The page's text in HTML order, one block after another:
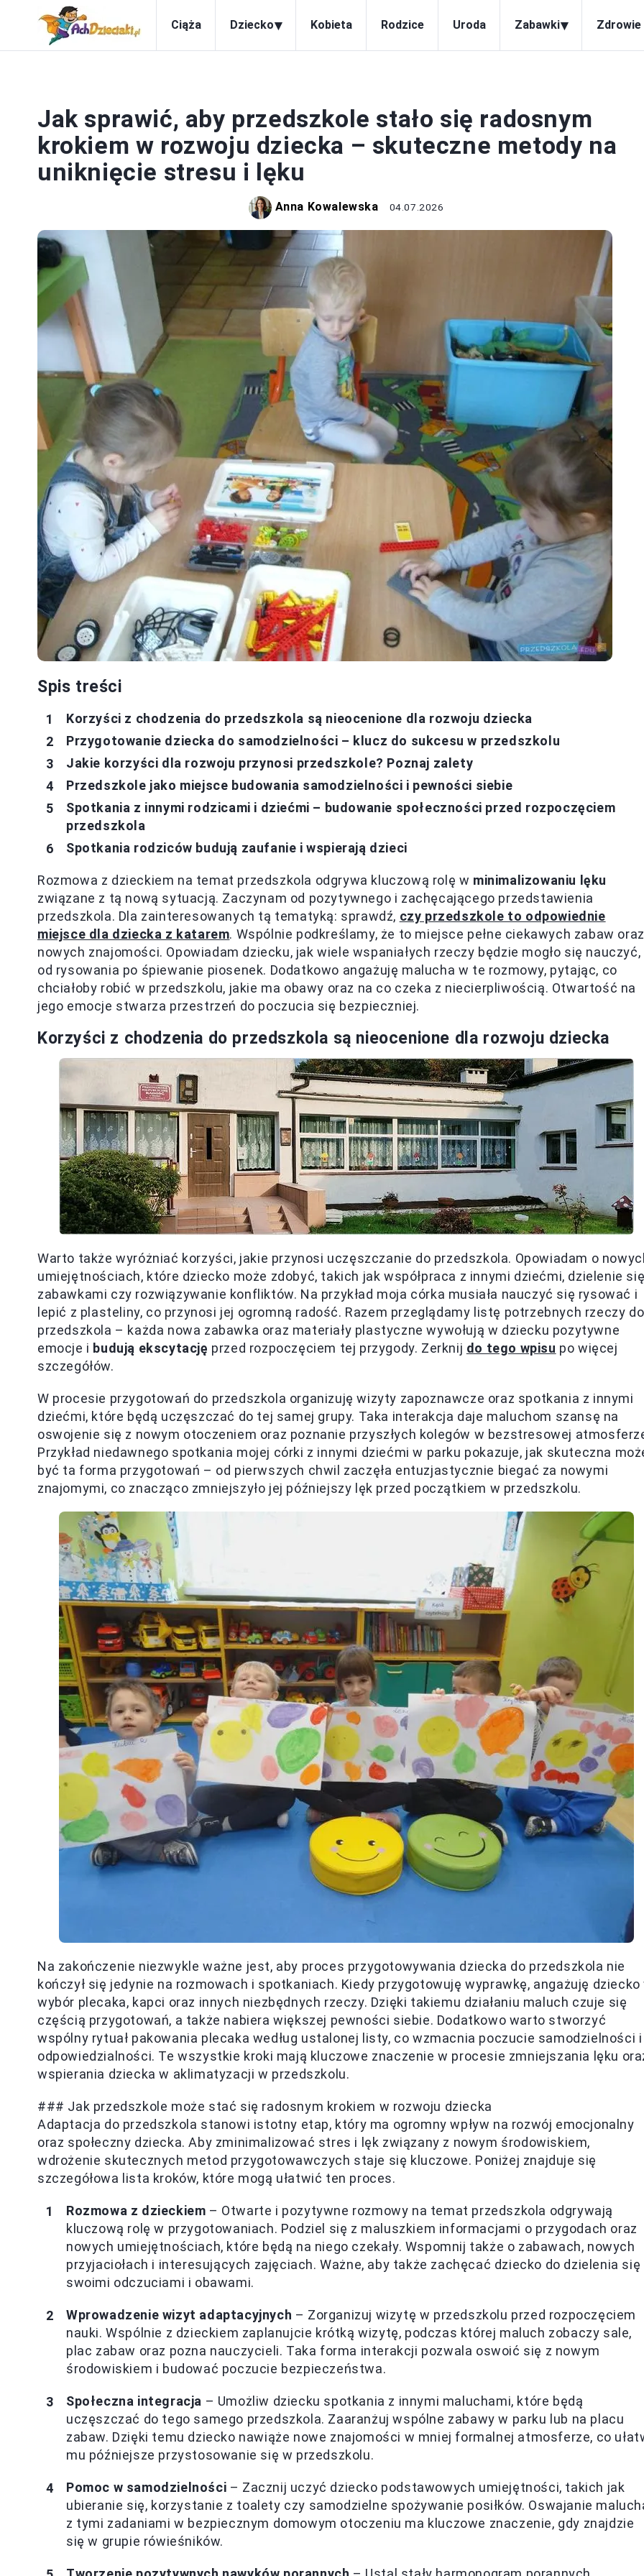
Ciąża Dziecko▾ Kobieta Rodzice Uroda Zabawki▾ Zdrowie
Jak sprawić, aby przedszkole stało się radosnym
krokiem w rozwoju dziecka – skuteczne metody na
uniknięcie stresu i lęku
Anna Kowalewska 04.07.2026
Spis treści
Korzyści z chodzenia do przedszkola są nieocenione dla rozwoju dziecka
Przygotowanie dziecka do samodzielności – klucz do sukcesu w przedszkolu
Jakie korzyści dla rozwoju przynosi przedszkole? Poznaj zalety
Przedszkole jako miejsce budowania samodzielności i pewności siebie
Spotkania z innymi rodzicami i dziećmi – budowanie społeczności przed rozpoczęciem
przedszkola
Spotkania rodziców budują zaufanie i wspierają dzieci
Rozmowa z dzieckiem na temat przedszkola odgrywa kluczową rolę w minimalizowaniu lęku
związane z tą nową sytuacją. Zaczynam od pozytywnego i zachęcającego przedstawienia
przedszkola. Dla zainteresowanych tą tematyką: sprawdź, czy przedszkole to odpowiednie
miejsce dla dziecka z katarem. Wspólnie podkreślamy, że to miejsce pełne ciekawych zabaw oraz
nowych znajomości. Opowiadam dziecku, jak wiele wspaniałych rzeczy będzie mogło się nauczyć,
od rysowania po śpiewanie piosenek. Dodatkowo angażuję malucha w te rozmowy, pytając, co
chciałoby robić w przedszkolu, jakie ma obawy oraz na co czeka z niecierpliwością. Otwartość na
jego emocje stwarza przestrzeń do poczucia się bezpieczniej.
Korzyści z chodzenia do przedszkola są nieocenione dla rozwoju dziecka
Warto także wyróżniać korzyści, jakie przynosi uczęszczanie do przedszkola. Opowiadam o
umiejętnościach, które dziecko może zdobyć, takich jak współpraca z innymi dziećmi, dzielenie
zabawkami czy rozwiązywanie konfliktów. Na przykład moja córka musiała nauczyć się rysować i
lepić z plasteliny, co przynosi jej ogromną radość. Razem przeglądamy listę potrzebnych rzeczy do
przedszkola – każda nowa zabawka oraz materiały plastyczne wywołują w dziecku pozytywne
emocje i budują ekscytację przed rozpoczęciem tej przygody. Zerknij do tego wpisu po więcej
szczegółów.
W procesie przygotowań do przedszkola organizuję wizyty zapoznawcze oraz spotkania z innymi
dziećmi, które będą uczęszczać do tej samej grupy. Taka interakcja daje maluchom szansę na
oswojenie się z nowym otoczeniem oraz poznanie przyszłych kolegów w bezstresowej
Przykład niedawnego spotkania mojej córki z innymi dziećmi w parku pokazuje, jak skuteczna
być ta forma przygotowań – od pierwszych chwil zaczęła entuzjastycznie biegać za nowymi
znajomymi, co znacząco zmniejszyło jej późniejszy lęk przed początkiem w przedszkolu.
Na zakończenie niezwykle ważne jest, aby proces przygotowywania dziecka do przedszkola nie
kończył się jedynie na rozmowach i spotkaniach. Kiedy przygotowuję wyprawkę, angażuję dziecko
wybór plecaka, kapci oraz innych niezbędnych rzeczy. Dzięki takiemu działaniu maluch czuje się
częścią przygotowań, a także nabiera większej pewności siebie. Dodatkowo warto stworzyć
wspólny rytuał pakowania plecaka według ustalonej listy, co wzmacnia poczucie samodzielności i
odpowiedzialności. Te wszystkie kroki mają kluczowe znaczenie w procesie zmniejszania lęku
wspierania dziecka w aklimatyzacji w przedszkolu.
### Jak przedszkole może stać się radosnym krokiem w rozwoju dziecka
Adaptacja do przedszkola stanowi istotny etap, który ma ogromny wpływ na rozwój emocjonalny
oraz społeczny dziecka. Aby zminimalizować stres i lęk związany z nowym środowiskiem,
wdrożenie skutecznych metod przygotowawczych staje się kluczowe. Poniżej znajduje się
szczegółowa lista kroków, które mogą ułatwić ten proces.
Rozmowa z dzieckiem – Otwarte i pozytywne rozmowy na temat przedszkola odgrywają
kluczową rolę w przygotowaniach. Podziel się z maluszkiem informacjami o przygodach oraz
nowych umiejętnościach, które będą na niego czekały. Wspomnij także o zabawach, nowych
przyjaciołach i interesujących zajęciach. Ważne, aby także zachęcać dziecko do dzielenia się
swoimi odczuciami i obawami.
Wprowadzenie wizyt adaptacyjnych – Zorganizuj wizytę w przedszkolu przed rozpoczęciem
nauki. Wspólnie z dzieckiem zaplanujcie krótką wizytę, podczas której maluch zobaczy sale,
plac zabaw oraz pozna nauczycieli. Taka forma interakcji pozwala oswoić się z nowym
środowiskiem i budować poczucie bezpieczeństwa.
Społeczna integracja – Umożliw dziecku spotkania z innymi maluchami, które będą
uczęszczać do tego samego przedszkola. Zaaranżuj wspólne zabawy w parku lub na placu
zabaw. Dzięki temu dziecko nawiąże nowe znajomości w mniej formalnej atmosferze, co
mu późniejsze przystosowanie się w przedszkolu.
Pomoc w samodzielności – Zacznij uczyć dziecko podstawowych umiejętności, takich jak
ubieranie się, korzystanie z toalety czy samodzielne spożywanie posiłków. Oswajanie
z tymi zadaniami w bezpiecznym domowym otoczeniu ma kluczowe znaczenie, gdy znajdzie
się w grupie rówieśników.